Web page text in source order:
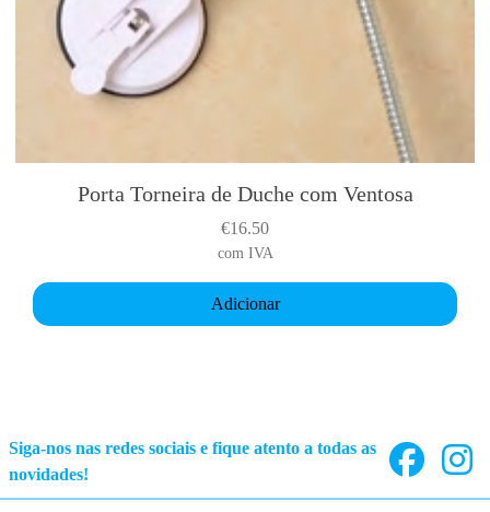
Porta Torneira de Duche com Ventosa
€16.50
com IVA
Adicionar
Siga-nos nas redes sociais e fique atento a todas as
novidades!